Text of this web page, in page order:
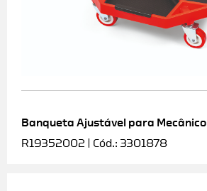
Banqueta Ajustável para Mecânico
R19352002 | Cód.: 3301878